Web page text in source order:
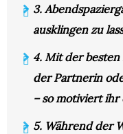
3.
ausklingen zu
4. Mit der
der Partnerin
– so motiviert ihr
5. Während der